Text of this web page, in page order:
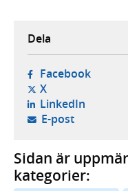
Dela
Facebook-
X- öppnas i ny
LinkedIn-
E-post- öppnar
Sidan är
kategorier: